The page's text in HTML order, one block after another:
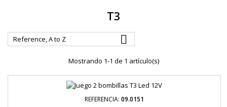
T3
Reference, A to Z 
Mostrando 1-1 de 1 artículo(s)
REFERENCIA: 09.0151